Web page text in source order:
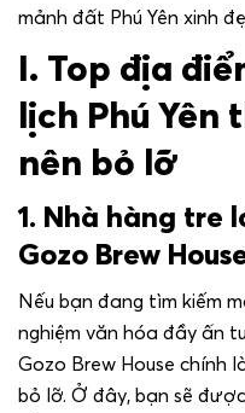
Tour Du Lịch
Ưu đãi đặc biệt
mảnh đất Phú Yên xinh
I. Top địa
lịch Phú Yên
nên bỏ lỡ
1. Nhà hàng tre
Gozo Brew
Nếu bạn đang tìm kiếm
nghiệm văn hóa đầy ấn
Gozo Brew House chính
bỏ lỡ. Ở đây, bạn sẽ